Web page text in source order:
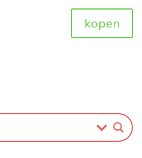
kopen